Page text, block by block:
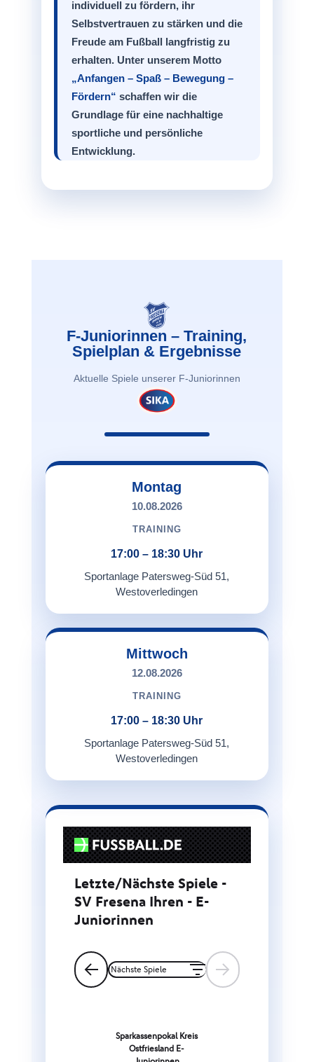
individuell zu fördern, ihr
Selbstvertrauen zu stärken und die
Freude am Fußball langfristig zu
erhalten. Unter unserem Motto
„Anfangen – Spaß – Bewegung –
Fördern“ schaffen wir die
Grundlage für eine nachhaltige
sportliche und persönliche
Entwicklung.
F-Juniorinnen – Training,
Spielplan & Ergebnisse
Aktuelle Spiele unserer F-Juniorinnen
Montag
10.08.2026
TRAINING
17:00 – 18:30 Uhr
Sportanlage Patersweg-Süd 51,
Westoverledingen
Mittwoch
12.08.2026
TRAINING
17:00 – 18:30 Uhr
Sportanlage Patersweg-Süd 51,
Westoverledingen